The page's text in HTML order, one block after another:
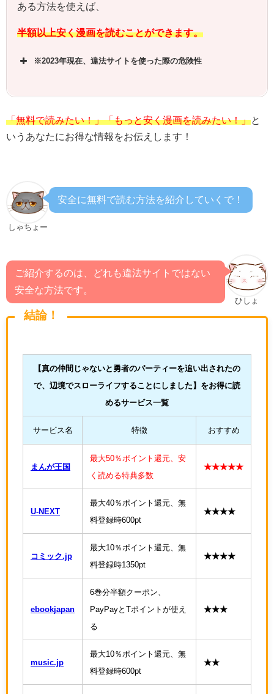
ある方法を使えば、
半額以上安く漫画を読むことができます。
※2023年現在、違法サイトを使った際の危険性
「無料で読みたい！」「もっと安く漫画を読みたい！」と
いうあなたにお得な情報をお伝えします！
しゃちょー
安全に無料で読む方法を紹介していくで！
ひしょ
ご紹介するのは、どれも違法サイトではない
安全な方法です。
結論！
【真の仲間じゃないと勇者のパーティーを追い出されたの
で、辺境でスローライフすることにしました 】をお得に読
めるサービス一覧
サービス名 特徴 おすすめ
まんが王国
最大50％ポイント還元、安
く読める特典多数
★★★★★
U-NEXT
最大40％ポイント還元、無
料登録時600pt
★★★★
コミック.jp
最大10％ポイント還元、無
料登録時1350pt
★★★★
ebookjapan
6巻分半額クーポン、
PayPayとTポイントが使え
る
★★★
music.jp
最大10％ポイント還元、無
料登録時600pt
★★